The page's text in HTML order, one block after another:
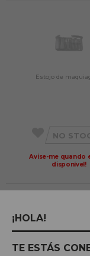
Estojo de
NO
Avise-me quando
disponível!
¡HOLA!
TE ESTÁS